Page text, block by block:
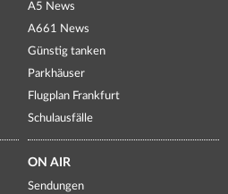
A5 News
A661 News
Günstig tanken
Parkhäuser
Flugplan Frankfurt
Schulausfälle
ON AIR
Sendungen